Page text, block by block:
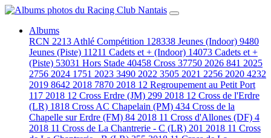
Albums
RCN 2213 Athlé Compétition 128338 Jeunes (Indoor) 9480
Jeunes (Piste) 11211 Cadets et + (Indoor) 14073 Cadets et +
(Piste) 53031 Hors Stade 40458 Cross 37750 2026 841 2025
2756 2024 1751 2023 3490 2022 3505 2021 2256 2020 4232
2019 8642 2018 7870 2018 12 Regroupement au Petit Port
117 2018 12 Cross Erdre (JM) 299 2018 12 Cross de l'Erdre
(LR) 1818 Cross AC Chapelain (PM) 434 Cross de la
Chapelle sur Erdre (FM) 84 2018 11 Cross d'Allones (DF) 4
2018 11 Cross de La Chantrerie - C (LR) 201 2018 11 Cross